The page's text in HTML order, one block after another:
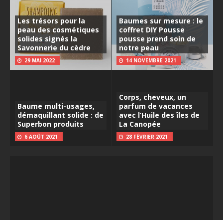
Les trésors pour la
peau des cosmétiques
solides signés la
Savonnerie du cèdre
29 MAI 2022
Baumes sur mesure : le
coffret DIY Pousse
pousse prend soin de
notre peau
14 NOVEMBRE 2021
Baume multi-usages,
démaquillant solide : de
Superbon produits
6 AOÛT 2021
Corps, cheveux, un
parfum de vacances
avec l’Huile des îles de
La Canopée
28 FÉVRIER 2021